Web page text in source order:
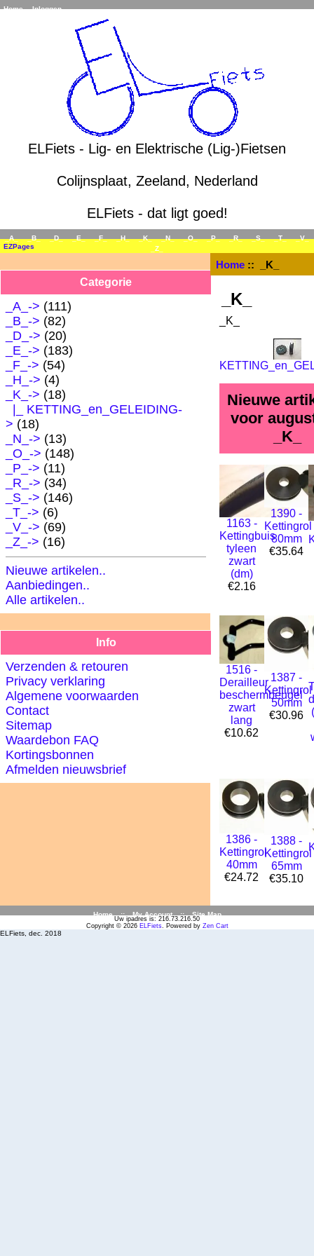
Home Inloggen
ELFiets - Lig- en Elektrische (Lig-)Fietsen
Colijnsplaat, Zeeland, Nederland
ELFiets - dat ligt goed!
_A_ _B_ _D_ _E_ _F_ _H_ _K_ _N_ _O_ _P_ _R_ _S_ _T_
_V_
_Z_
EZPages
Categorie
_A_-> (111)
_B_-> (82)
_D_-> (20)
_E_-> (183)
_F_-> (54)
_H_-> (4)
_K_-> (18)
|_ KETTING_en_GELEIDING-
> (18)
_N_-> (13)
_O_-> (148)
_P_-> (11)
_R_-> (34)
_S_-> (146)
_T_-> (6)
_V_-> (69)
_Z_-> (16)
Nieuwe artikelen..
Aanbiedingen..
Alle artikelen..
Info
Verzenden & retouren
Privacy verklaring
Algemene voorwaarden
Contact
Sitemap
Waardebon FAQ
Kortingsbonnen
Afmelden nieuwsbrief
Home:: _K_
_K_
_K_
Nieuwe
voor
_K_
1163 -
Kettingbuis
tyleen
zwart
(dm)
€2.16
1390 -
Kettingrol
80mm
€35.64
1516 -
Derailleur
beschermbeugel
zwart
lang
€10.62
1387 -
Kettingrol
50mm
€30.96
1386 -
Kettingrol
40mm
€24.72
1388 -
Kettingrol
65mm
€35.10
Home :: My Account :: Site Map
Uw ipadres is: 216.73.216.50
Copyright © 2026 ELFiets. Powered by Zen Cart
ELFiets, dec. 2018